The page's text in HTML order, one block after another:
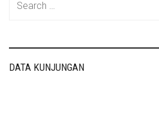
DATA KUNJUNGAN